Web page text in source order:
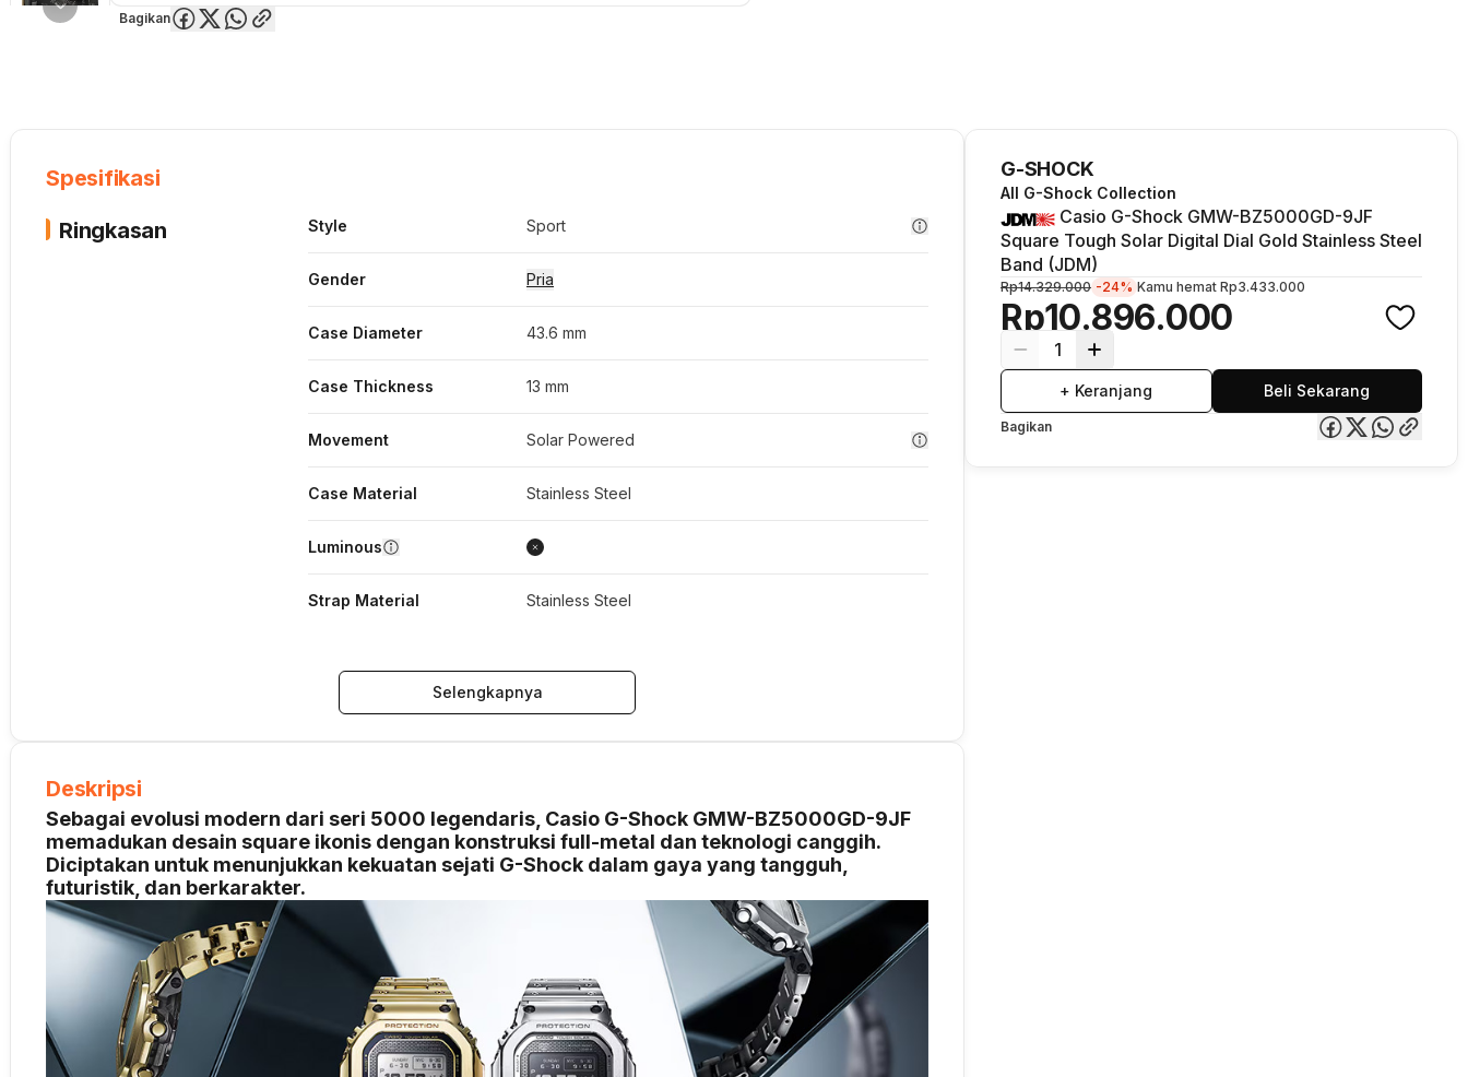
Bagikan
Spesifikasi
Ringkasan
Style Sport
Gender Pria
Case Diameter 43.6 mm
Case Thickness 13 mm
Movement Solar Powered
Case Material Stainless Steel
Luminous
Strap Material Stainless Steel
Selengkapnya
Deskripsi
Sebagai evolusi modern dari seri 5000 legendaris, Casio G-Shock GMW-BZ5000GD-9JF
memadukan desain square ikonis dengan konstruksi full-metal dan teknologi canggih.
Diciptakan untuk menunjukkan kekuatan sejati G-Shock dalam gaya yang tangguh,
futuristik, dan berkarakter.
G-SHOCK
All G-Shock Collection
Casio G-Shock GMW-BZ5000GD-9JF
Square Tough Solar Digital Dial Gold Stainless Steel
Band (JDM)
Rp10.896.000
Rp14.329.000 -24% Kamu hemat Rp3.433.000
1
+ Keranjang Beli Sekarang
Bagikan